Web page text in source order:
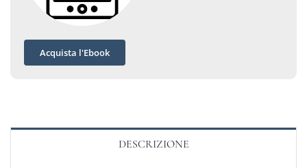
Acquista l'Ebook
DESCRIZIONE